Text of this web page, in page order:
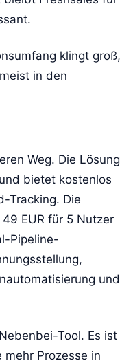
klingt groß,
in den
Weg. Die Lösung
bietet kostenlos
Tracking. Die
EUR für 5 Nutzer
Pipeline-
und
Tool. Es ist
Prozesse in